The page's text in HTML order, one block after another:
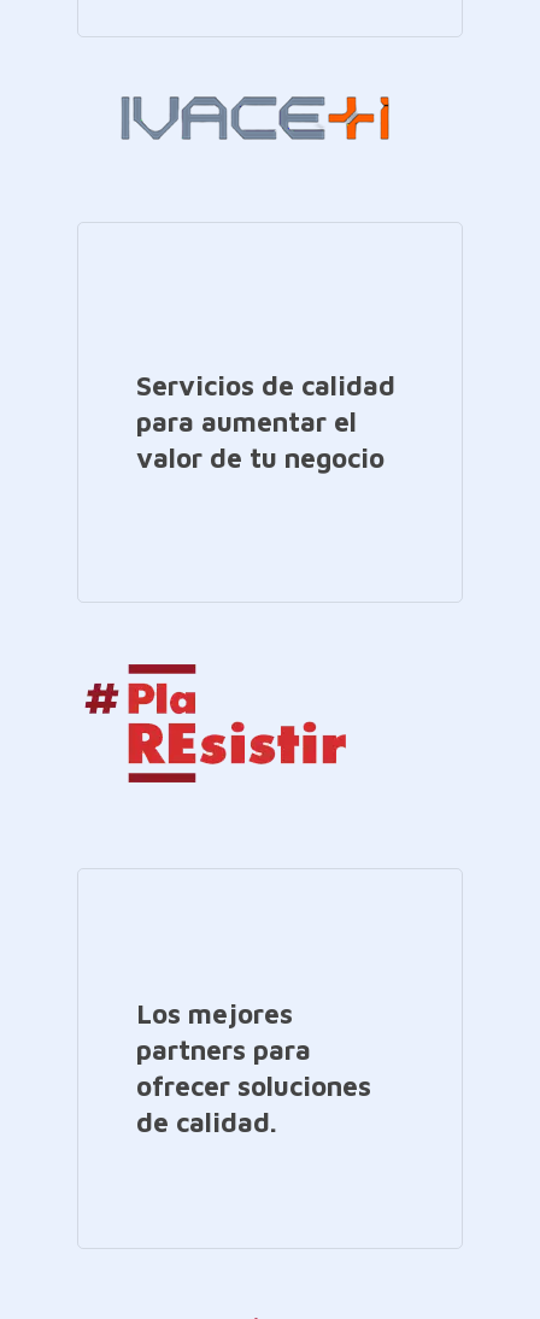
Servicios de calidad
para aumentar el
valor de tu negocio
Los mejores
partners para
ofrecer soluciones
de calidad.